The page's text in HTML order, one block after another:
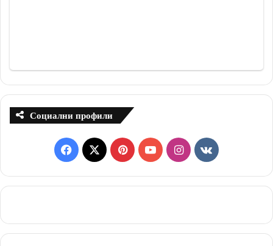
Социални профили
F
a
e
X
P
i
t
Y
o
T
I
n
t
v
k
c